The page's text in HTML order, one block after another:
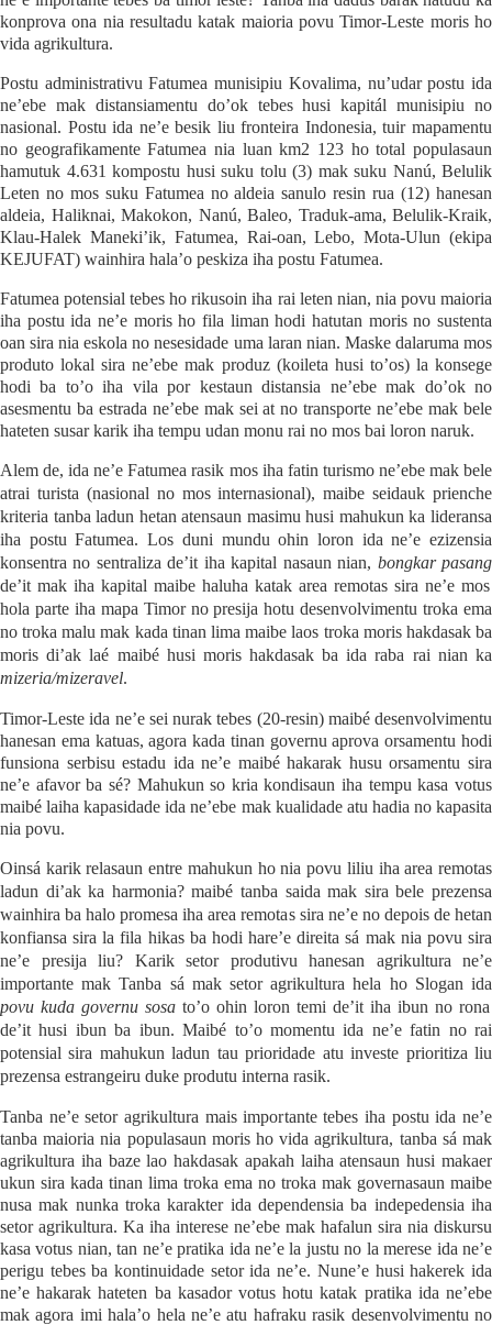
konprova ona nia resultadu katak maioria povu Timor-Leste moris ho
vida agrikultura.
Postu administrativu Fatumea munisipiu Kovalima, nu’udar postu ida
ne’ebe mak distansiamentu do’ok tebes husi kapitál munisipiu no
nasional. Postu ida ne’e besik liu fronteira Indonesia, tuir mapamentu
no geografikamente Fatumea nia luan km2 123 ho total populasaun
hamutuk 4.631 kompostu husi suku tolu (3) mak suku Nanú, Belulik
Leten no mos suku Fatumea no aldeia sanulo resin rua (12) hanesan
aldeia, Haliknai, Makokon, Nanú, Baleo, Traduk-ama, Belulik-Kraik,
Klau-Halek Maneki’ik, Fatumea, Rai-oan, Lebo, Mota-Ulun (ekipa
KEJUFAT) wainhira hala’o peskiza iha postu Fatumea.
Fatumea potensial tebes ho rikusoin iha rai leten nian, nia povu maioria
iha postu ida ne’e moris ho fila liman hodi hatutan moris no sustenta
oan sira nia eskola no nesesidade uma laran nian. Maske dalaruma mos
produto lokal sira ne’ebe mak produz (koileta husi to’os) la konsege
hodi ba to’o iha vila por kestaun distansia ne’ebe mak do’ok no
asesmentu ba estrada ne’ebe mak sei at no transporte ne’ebe mak bele
hateten susar karik iha tempu udan monu rai no mos bai loron naruk.
Alem de, ida ne’e Fatumea rasik mos iha fatin turismo ne’ebe mak bele
atrai turista (nasional no mos internasional), maibe seidauk prienche
kriteria tanba ladun hetan atensaun masimu husi mahukun ka lideransa
iha postu Fatumea. Los duni mundu ohin loron ida ne’e ezizensia
konsentra no sentraliza de’it iha kapital nasaun nian, bongkar pasang
de’it mak iha kapital maibe haluha katak area remotas sira ne’e mos
hola parte iha mapa Timor no presija hotu desenvolvimentu troka ema
no troka malu mak kada tinan lima maibe laos troka moris hakdasak ba
moris di’ak laé maibé husi moris hakdasak ba ida raba rai nian ka
mizeria/mizeravel.
Timor-Leste ida ne’e sei nurak tebes (20-resin) maibé desenvolvimentu
hanesan ema katuas, agora kada tinan governu aprova orsamentu hodi
funsiona serbisu estadu ida ne’e maibé hakarak husu orsamentu sira
ne’e afavor ba sé? Mahukun so kria kondisaun iha tempu kasa votus
maibé laiha kapasidade ida ne’ebe mak kualidade atu hadia no kapasita
nia povu.
Oinsá karik relasaun entre mahukun ho nia povu liliu iha area remotas
ladun di’ak ka harmonia? maibé tanba saida mak sira bele prezensa
wainhira ba halo promesa iha area remotas sira ne’e no depois de hetan
konfiansa sira la fila hikas ba hodi hare’e direita sá mak nia povu sira
ne’e presija liu? Karik setor produtivu hanesan agrikultura ne’e
importante mak Tanba sá mak setor agrikultura hela ho Slogan ida
povu kuda governu sosa to’o ohin loron temi de’it iha ibun no rona
de’it husi ibun ba ibun. Maibé to’o momentu ida ne’e fatin no rai
potensial sira mahukun ladun tau prioridade atu investe prioritiza liu
prezensa estrangeiru duke produtu interna rasik.
Tanba ne’e setor agrikultura mais importante tebes iha postu ida ne’e
tanba maioria nia populasaun moris ho vida agrikultura, tanba sá mak
agrikultura iha baze lao hakdasak apakah laiha atensaun husi makaer
ukun sira kada tinan lima troka ema no troka mak governasaun maibe
nusa mak nunka troka karakter ida dependensia ba indepedensia iha
setor agrikultura. Ka iha interese ne’ebe mak hafalun sira nia diskursu
kasa votus nian, tan ne’e pratika ida ne’e la justu no la merese ida ne’e
perigu tebes ba kontinuidade setor ida ne’e. Nune’e husi hakerek ida
ne’e hakarak hateten ba kasador votus hotu katak pratika ida ne’ebe
mak agora imi hala’o hela ne’e atu hafraku rasik desenvolvimentu no